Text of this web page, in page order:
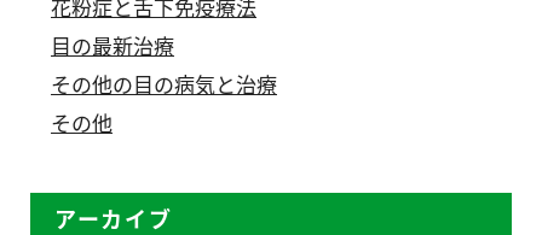
花粉症と舌下免疫療法
目の最新治療
その他の目の病気と治療
その他
アーカイブ